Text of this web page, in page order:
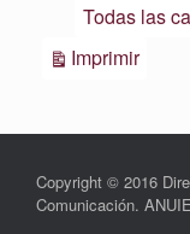
Todas las
ImprimirVistas
Copyright © 2016
Comunicación.